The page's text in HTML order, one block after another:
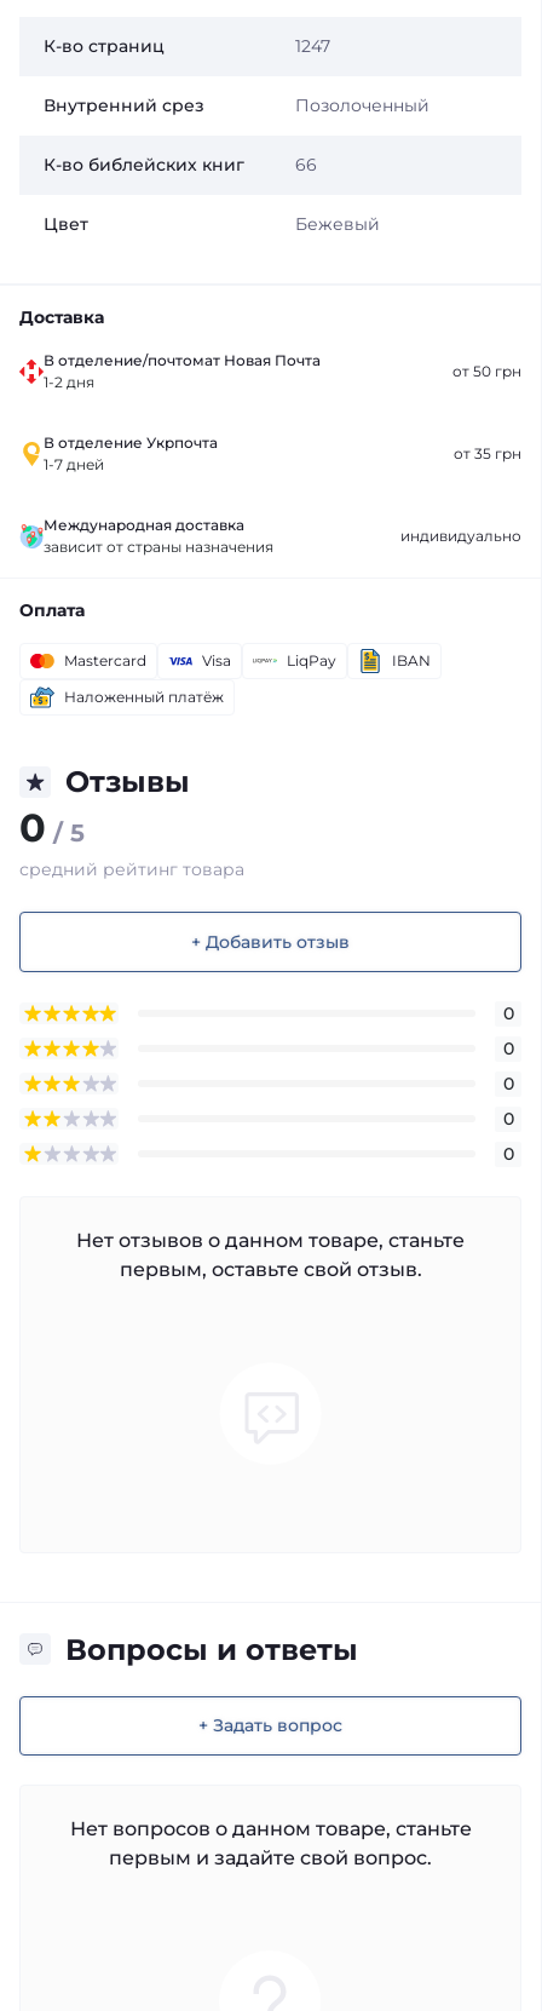
К-во страниц 1247
Внутренний срез Позолоченный
К-во библейских книг 66
Цвет Бежевый
Доставка
В отделение/почтомат Новая Почта
1-2 дня
от 50 грн
В отделение Укрпочта
1-7 дней
от 35 грн
Международная доставка
зависит от страны назначения
индивидуально
Оплата
Mastercard Visa LiqPay
IBAN
Наложенный платёж
Отзывы
0 / 5
средний рейтинг товара
+ Добавить отзыв
0
0
0
0
0
Нет отзывов о данном товаре, станьте
первым, оставьте свой отзыв.
Вопросы и ответы
+ Задать вопрос
Нет вопросов о данном товаре, станьте
первым и задайте свой вопрос.